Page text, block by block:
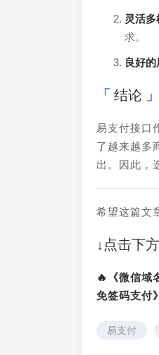
灵活多
求。
良好
结论
易支付接口
了越来越多
出。因此，
希望这篇文
↓点击下
🔥《微信域
免签码支付》
易支付